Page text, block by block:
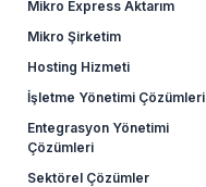
Mikro Express Aktarım
Mikro Şirketim
Hosting Hizmeti
İşletme Yönetimi Çözümleri
Entegrasyon Yönetimi
Çözümleri
Sektörel Çözümler